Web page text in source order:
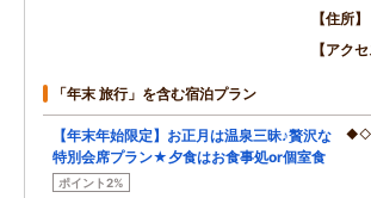
住所
アクセ
「年末 旅行」を含む宿泊プラン
【年末年始限定】お正月は温泉三昧♪贅沢な
特別会席プラン★夕食はお食事処or個室食
ポイント2%